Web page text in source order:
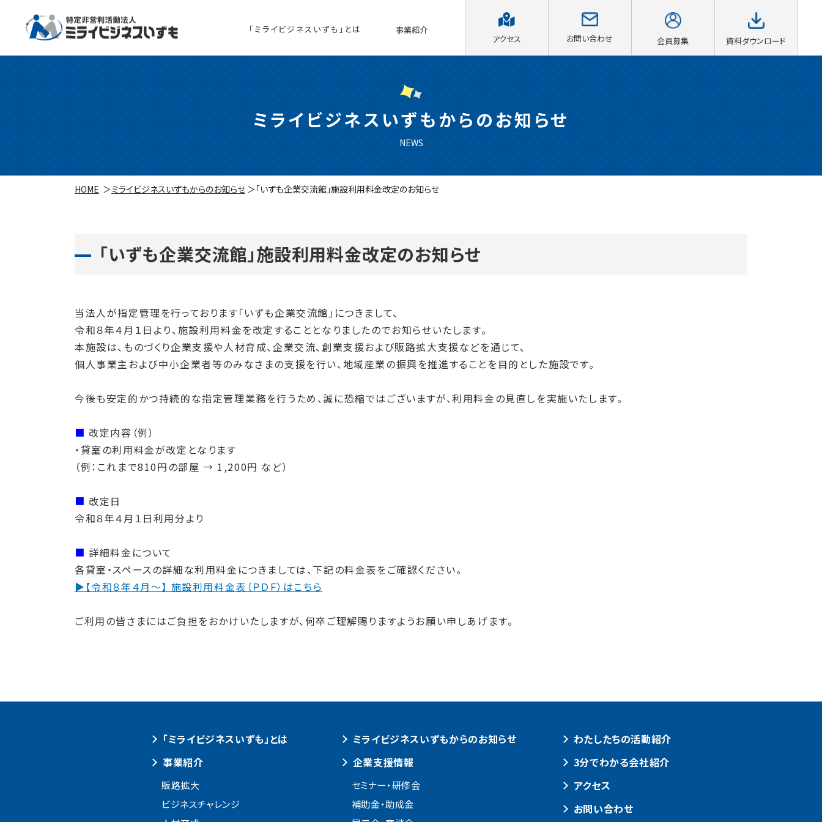
「ミライビジネスいずも」とは 事業紹介
アクセス お問い合わせ 会員募集 資料ダウンロード
ミライビジネスいずもからのお知らせ
NEWS
HOME ミライビジネスいずもからのお知らせ 「いずも企業交流館」施設利用料金改定のお知らせ
「いずも企業交流館」施設利用料金改定のお知らせ
当法人が指定管理を行っております「いずも企業交流館」につきまして、
令和８年４月１日より、施設利用料金を改定することとなりましたのでお知らせいたします。
本施設は、ものづくり企業支援や人材育成、企業交流、創業支援および販路拡大支援などを通じて、
個人事業主および中小企業者等のみなさまの支援を行い、地域産業の振興を推進することを目的とした施設です。
今後も安定的かつ持続的な指定管理業務を行うため、誠に恐縮ではございますが、利用料金の見直しを実施いたします。
■ 改定内容（例）
・貸室の利用料金が改定となります
（例：これまで810円の部屋 → 1,200円 など）
■ 改定日
令和８年４月１日利用分より
■ 詳細料金について
各貸室・スペースの詳細な利用料金につきましては、下記の料金表をご確認ください。
▶【令和８年４月～】 施設利用料金表（ＰＤＦ）はこちら
ご利用の皆さまにはご負担をおかけいたしますが、何卒ご理解賜りますようお願い申しあげます。
「ミライビジネスいずも」とは
事業紹介
販路拡大
ビジネスチャレンジ
ミライビジネスいずもからのお知らせ
企業支援情報
セミナー・研修会
補助金・助成金
わたしたちの活動紹介
3分でわかる会社紹介
アクセス
お問い合わせ